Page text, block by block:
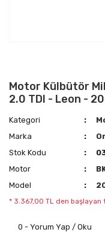
Motor Külbütör
2.0 TDI - Leon -
Kategori
Marka
Stok Kodu
Motor
Model
* 3.367,00 TL den başlayan
0 - Yorum Yap / Oku